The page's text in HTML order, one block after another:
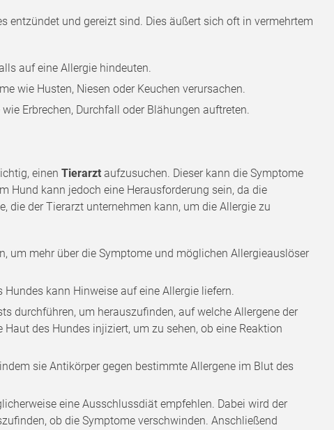
entzündet und gereizt sind. Dies äußert sich oft in vermehrtem
auf eine Allergie hindeuten.
wie Husten, Niesen oder Keuchen verursachen.
Erbrechen, Durchfall oder Blähungen auftreten.
einenTierarzt aufzusuchen. Dieser kann die Symptome
Hund kann jedoch eine Herausforderung sein, da die
die der Tierarzt unternehmen kann, um die Allergie zu
um mehr über die Symptome und möglichen Allergieauslöser
kann Hinweise auf eine Allergie liefern.
durchführen, um herauszufinden, auf welche Allergene der
des Hundes injiziert, um zu sehen, ob eine Reaktion
sie Antikörper gegen bestimmte Allergene im Blut des
eine Ausschlussdiät empfehlen. Dabei wird der
ob die Symptome verschwinden. Anschließend